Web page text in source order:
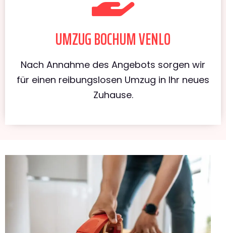
UMZUG BOCHUM VENLO
Nach Annahme des Angebots sorgen wir
für einen reibungslosen Umzug in Ihr neues
Zuhause.